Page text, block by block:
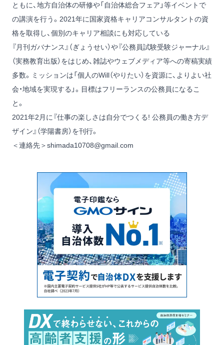
ともに、地方自治体の研修や「自治体総合フェア」等イベントで
の講演を行う。2021年に国家資格キャリアコンサルタントの資
格を取得し、個別のキャリア相談にも対応している
『月刊ガバナンス』（ぎょうせい）や『公務員試験受験ジャーナル』
（実務教育出版）をはじめ、雑誌やウェブメディア等への寄稿実績
多数。ミッションは「個人のWill（やりたい）を資源に、よりよい社
会・地域を実現する」。目標はフリーランスの公務員になるこ
と。
2021年2月に 『仕事の楽しさは自分でつくる! 公務員の働き方デ
ザイン』 （学陽書房）を刊行。
＜連絡先＞shimada10708@gmail.com